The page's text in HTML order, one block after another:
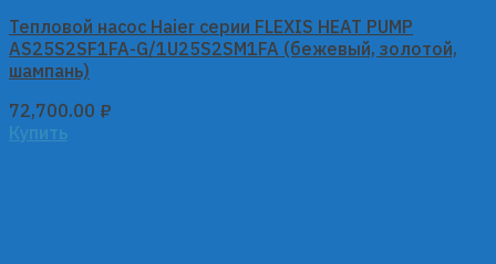
Тепловой насос Haier серии FLEXIS HEAT PUMP
AS25S2SF1FA-G/1U25S2SM1FA (бежевый, золотой,
шампань)
72,700.00 ₽
Купить